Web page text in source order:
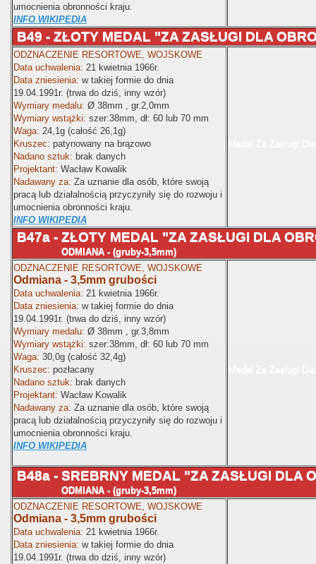
umocnienia obronności kraju.
INFO WIKIPEDIA
B49 - ZŁOTY MEDAL "ZA ZASŁUGI DLA
ODZNACZENIE RESORTOWE, WOJSKOWE
Data uchwalenia: 21 kwietnia 1966r.
Data zniesienia: w takiej formie do dnia
19.04.1991r. (trwa do dziś, inny wzór)
Wymiary medalu: Ø 38mm , gr.2,0mm
Wymiary wstążki: szer:38mm, dł: 60 lub 70 mm
Waga: 24,1g (całość 26,1g)
Kruszec: patynowany na brązowo
Nadano sztuk: brak danych
Projektant: Wacław Kowalik
Nadawany za: Za uznanie dla osób, które swoją
pracą lub działalnością przyczyniły się do rozwoju i
umocnienia obronności kraju.
INFO WIKIPEDIA
B47a - ZŁOTY MEDAL "ZA ZASŁUGI DLA
ODMIANA - (gruby-3,5mm)
ODZNACZENIE RESORTOWE, WOJSKOWE
Odmiana - 3,5mm grubości
Data uchwalenia: 21 kwietnia 1966r.
Data zniesienia: w takiej formie do dnia
19.04.1991r. (trwa do dziś, inny wzór)
Wymiary medalu: Ø 38mm , gr.3,8mm
Wymiary wstążki: szer:38mm, dł: 60 lub 70 mm
Waga: 30,0g (całość 32,4g)
Kruszec: pozłacany
Nadano sztuk: brak danych
Projektant: Wacław Kowalik
Nadawany za: Za uznanie dla osób, które swoją
pracą lub działalnością przyczyniły się do rozwoju i
umocnienia obronności kraju.
INFO WIKIPEDIA
B48a - SREBRNY MEDAL "ZA ZASŁUGI DLA
ODMIANA - (gruby-3,5mm)
ODZNACZENIE RESORTOWE, WOJSKOWE
Odmiana - 3,5mm grubości
Data uchwalenia: 21 kwietnia 1966r.
Data zniesienia: w takiej formie do dnia
19.04.1991r. (trwa do dziś, inny wzór)